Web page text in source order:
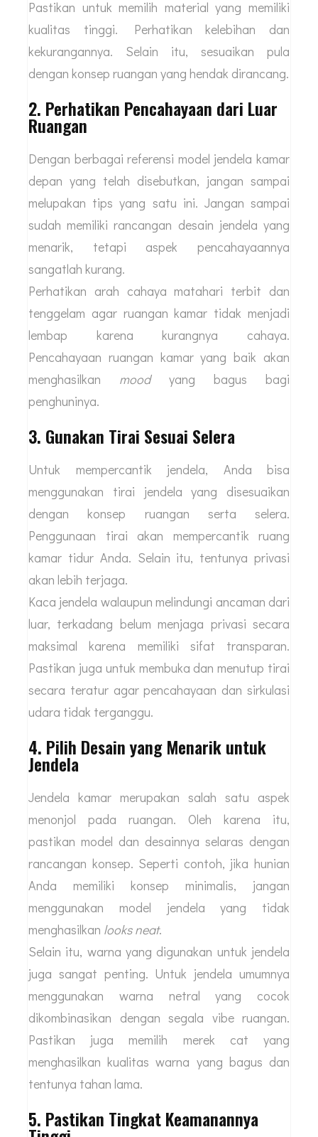
Pastikan untuk memilih material yang memiliki
kualitas tinggi. Perhatikan kelebihan dan
kekurangannya. Selain itu, sesuaikan pula
dengan konsep ruangan yang hendak dirancang.
2. Perhatikan Pencahayaan dari Luar
Ruangan
Dengan berbagai referensi model jendela kamar
depan yang telah disebutkan, jangan sampai
melupakan tips yang satu ini. Jangan sampai
sudah memiliki rancangan desain jendela yang
menarik, tetapi aspek pencahayaannya
sangatlah kurang.
Perhatikan arah cahaya matahari terbit dan
tenggelam agar ruangan kamar tidak menjadi
lembap karena kurangnya cahaya.
Pencahayaan ruangan kamar yang baik akan
menghasilkan moodyang bagus bagi
penghuninya.
3. Gunakan Tirai Sesuai Selera
Untuk mempercantik jendela, Anda bisa
menggunakan tirai jendela yang disesuaikan
dengan konsep ruangan serta selera.
Penggunaan tirai akan mempercantik ruang
kamar tidur Anda. Selain itu, tentunya privasi
akan lebih terjaga.
Kaca jendela walaupun melindungi ancaman dari
luar, terkadang belum menjaga privasi secara
maksimal karena memiliki sifat transparan.
Pastikan juga untuk membuka dan menutup tirai
secara teratur agar pencahayaan dan sirkulasi
udara tidak terganggu.
4. Pilih Desain yang Menarik untuk
Jendela
Jendela kamar merupakan salah satu aspek
menonjol pada ruangan. Oleh karena itu,
pastikan model dan desainnya selaras dengan
rancangan konsep. Seperti contoh, jika hunian
Anda memiliki konsep minimalis, jangan
menggunakan model jendela yang tidak
menghasilkan looks neat.
Selain itu, warna yang digunakan untuk jendela
juga sangat penting. Untuk jendela umumnya
menggunakan warna netral yang cocok
dikombinasikan dengan segala vibe ruangan.
Pastikan juga memilih merek cat yang
menghasilkan kualitas warna yang bagus dan
tentunya tahan lama.
5. Pastikan Tingkat Keamanannya